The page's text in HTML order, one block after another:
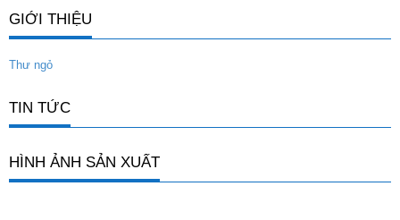
GIỚI THIỆU
Thư ngỏ
TIN TỨC
HÌNH ẢNH SẢN XUẤT